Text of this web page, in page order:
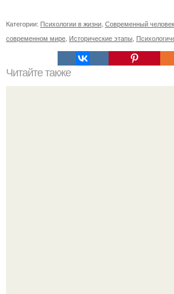
Категории: Психологии в жизни Современный человек
современном мире Исторические этапы
Читайте также